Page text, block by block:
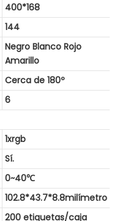
400*168
144
Negro Blanco Rojo
Amarillo
Cerca de 180º
6
1xrgb
Sí.
0~40℃
102.8*43.7*8.8milímetro
200 etiquetas/caja